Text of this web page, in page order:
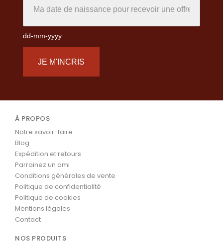
dd-mm-yyyy
JE M'INCRIS
À PROPOS
Notre savoir-faire
Blog
Expédition et retours
Parrainez un ami
Conditions générales de vente
Politique de confidentialité
Politique de cookies
Mentions légales
Contact
NOS PRODUITS